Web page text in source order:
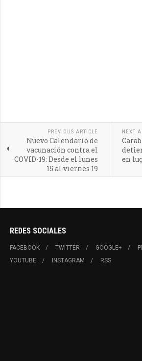
PREVIOUS ARTICLE
Nuevo Calendario de
vacunación contra el
COVID-19: Desde el lunes
15 al viernes 19
NEXT
en
REDES SOCIALES
FACEBOOK TWITTER GOOGLE+
YOUTUBE
INSTAGRAM RSS